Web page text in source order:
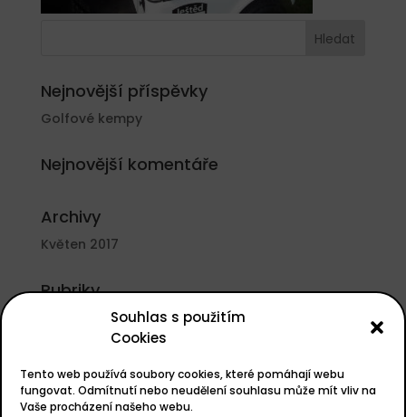
Souhlas s použitím
Cookies
Tento web používá soubory cookies, které pomáhají webu
fungovat. Odmítnutí nebo neudělení souhlasu může mít vliv na
Vaše procházení našeho webu.
Nejnovější příspěvky
Golfové kempy
Nejnovější komentáře
Archivy
Květen 2017
Rubriky
Nezařazené
Základní informace
Přihlásit se